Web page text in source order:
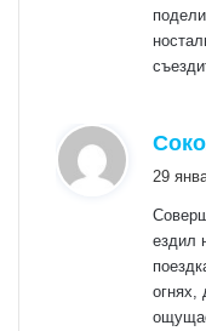
29
ездил
огнях,